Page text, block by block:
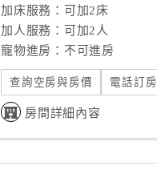
加床服務：可加2床
加人服務：可加2人
寵物進房：不可進房
查詢空房與房價 電話訂房
房間詳細內容